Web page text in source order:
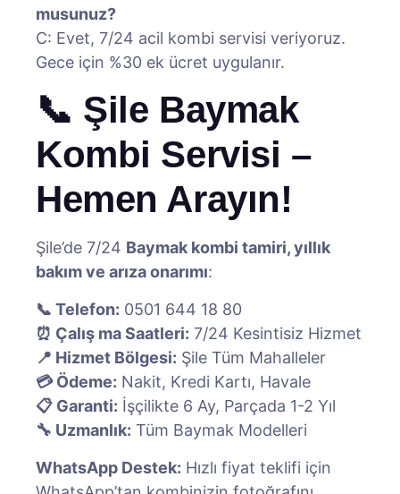
musunuz?
C: Evet, 7/24 acil kombi servisi veriyoruz.
Gece için %30 ek ücret uygulanır.
📞 Şile Baymak
Kombi Servisi –
Hemen Arayın!
Şile’de 7/24 Baymak kombi tamiri, yıllık
bakım ve arıza onarımı:
📞 Telefon: 0501 644 18 80
⏰ Çalış ma Saatleri: 7/24 Kesintisiz Hizmet
📍 Hizmet Bölgesi: Şile Tüm Mahalleler
💳 Ödeme: Nakit, Kredi Kartı, Havale
📋 Garanti: İşçilikte 6 Ay, Parçada 1-2 Yıl
🔧 Uzmanlık: Tüm Baymak Modelleri
WhatsApp Destek: Hızlı fiyat teklifi için